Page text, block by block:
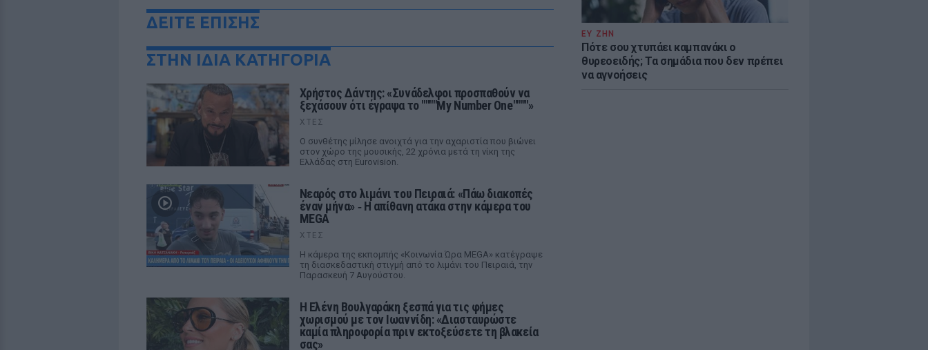
ΕΥ ΖΗΝ
Πότε σου χτυπάει καμπανάκι ο
θυρεοειδής; Τα σημάδια που δεν πρέπει
να αγνοήσεις
ΔΕΙΤΕ ΕΠΙΣΗΣ
ΣΤΗΝ ΙΔΙΑ ΚΑΤΗΓΟΡΙΑ
Χρήστος Δάντης: «Συνάδελφοι προσπαθούν να
ξεχάσουν ότι έγραψα το """"My Number One""""»
ΧΤΕΣ
Ο συνθέτης μίλησε ανοιχτά για την αχαριστία που βιώνει
στον χώρο της μουσικής, 22 χρόνια μετά τη νίκη της
Ελλάδας στη Eurovision.
Νεαρός στο λιμάνι του Πειραιά: «Πάω διακοπές
έναν μήνα» ‑ Η απίθανη ατάκα στην κάμερα του
MEGA
ΧΤΕΣ
Η κάμερα της εκπομπής «Κοινωνία Ώρα MEGA» κατέγραψε
τη διασκεδαστική στιγμή από το λιμάνι του Πειραιά, την
Παρασκευή 7 Αυγούστου.
Η Ελένη Βουλγαράκη ξεσπά για τις φήμες
χωρισμού με τον Ιωαννίδη: «Διασταυρώστε
καμία πληροφορία πριν εκτοξεύσετε τη βλακεία
σας»